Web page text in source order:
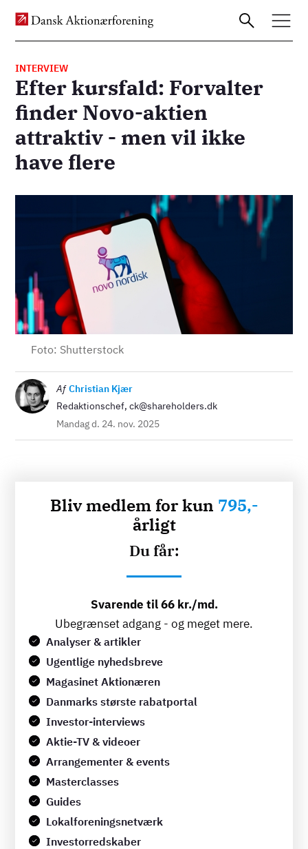
Gå
til
hovedindhold
INTERVIEW
Efter kursfald: Forvalter
finder Novo-aktien
attraktiv - men vil ikke
have flere
Foto: Shutterstock
Billede Af Christian Kjær
Redaktionschef, ck@shareholders.dk
Mandag d. 24. nov. 2025
Bliv medlem for kun 795,-
årligt
Du får:
Svarende til 66 kr./md.
Ubegrænset adgang - og meget mere.
Analyser & artikler
Ugentlige nyhedsbreve
Magasinet Aktionæren
Danmarks største rabatportal
Investor-interviews
Aktie-TV & videoer
Arrangementer & events
Masterclasses
Guides
Lokalforeningsnetværk
Investorredskaber